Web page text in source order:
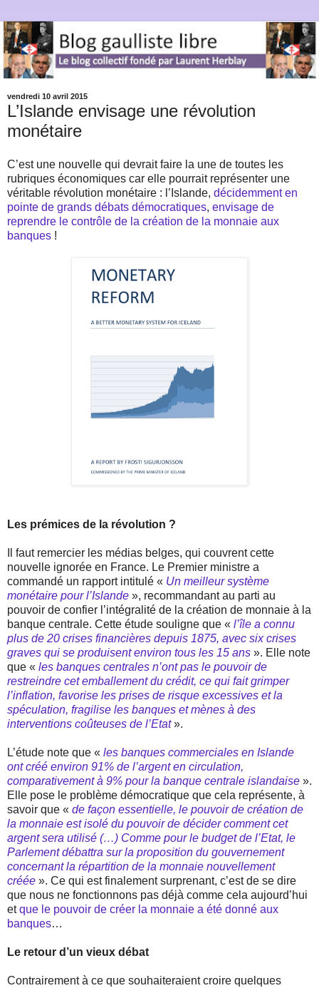
vendredi 10 avril 2015
L’Islande envisage une révolution
monétaire
C’est une nouvelle qui devrait faire la une de toutes les
rubriques économiques car elle pourrait représenter une
véritable révolution monétaire : l’Islande, décidemment en
pointe de grands débats démocratiques, envisage de
reprendre le contrôle de la création de la monnaie aux
banques !
Les prémices de la révolution ?
Il faut remercier les médias belges, qui couvrent cette
nouvelle ignorée en France. Le Premier ministre a
commandé un rapport intitulé « Un meilleur système
monétaire pour l’Islande », recommandant au parti au
pouvoir de confier l’intégralité de la création de monnaie à la
banque centrale. Cette étude souligne que « l’île a connu
plus de 20 crises financières depuis 1875, avec six crises
graves qui se produisent environ tous les 15 ans ». Elle note
que « les banques centrales n’ont pas le pouvoir de
restreindre cet emballement du crédit, ce qui fait grimper
l’inflation, favorise les prises de risque excessives et la
spéculation, fragilise les banques et mènes à des
interventions coûteuses de l’Etat».
L’étude note que « les banques commerciales en Islande
ont créé environ 91% de l’argent en circulation,
comparativement à 9% pour la banque centrale islandaise ».
Elle pose le problème démocratique que cela représente, à
savoir que « de façon essentielle, le pouvoir de création de
la monnaie est isolé du pouvoir de décider comment cet
argent sera utilisé (…) Comme pour le budget de l’Etat, le
Parlement débattra sur la proposition du gouvernement
concernant la répartition de la monnaie nouvellement
créée ». Ce qui est finalement surprenant, c’est de se dire
que nous ne fonctionnons pas déjà comme cela aujourd’hui
etque le pouvoir de créer la monnaie a été donné aux
banques…
Le retour d’un vieux débat
Contrairement à ce que souhaiteraient croire quelques